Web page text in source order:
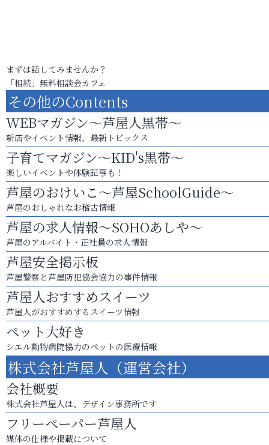
まずは話してみませんか？
「相続」無料相談会カフェ
その他のContents
WEBマガジン～芦屋人黒帯～
新店やイベント情報、最新トピックス
子育てマガジン～KID's黒帯～
楽しいイベントや体験記事も！
芦屋のおけいこ～芦屋SchoolGuide～
芦屋のおしゃれなお稽古情報
芦屋の求人情報～SOHOあしや～
芦屋のアルバイト・正社員の求人情報
芦屋安全掲示板
芦屋警察と芦屋防犯協会協力の事件情報
芦屋人おすすめスイーツ
芦屋人がおすすめするスイーツ情報
ペット大好き
シエル動物病院協力のペットの医療情報
株式会社芦屋人（運営会社）
会社概要
株式会社芦屋人は、デザイン事務所です
フリーペーパー芦屋人
媒体の仕様や掲載について